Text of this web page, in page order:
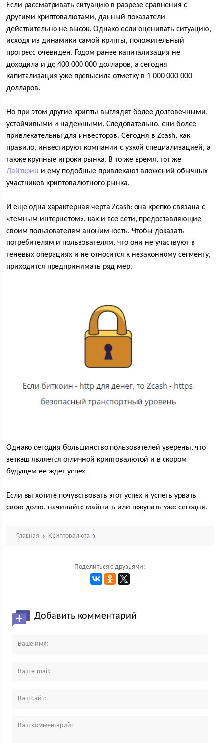
Если рассматривать ситуацию в разрезе сравнения с
другими криптовалютами, данный показатели
действительно не высок. Однако если оценивать ситуацию,
исходя из динамики самой крипты, положительный
прогресс очевиден. Годом ранее капитализация не
доходила и до 400 000 000 долларов, а сегодня
капитализация уже превысила отметку в 1 000 000 000
долларов.
Но при этом другие крипты выглядят более долговечными,
устойчивыми и надежными. Следовательно, они более
привлекательны для инвесторов. Сегодня в Zcash, как
правило, инвестируют компании с узкой специализацией, а
также крупные игроки рынка. В то же время, тот же
Лайткоин и ему подобные привлекают вложений обычных
участников криптовалютного рынка.
И еще одна характерная черта Zcash: она крепко связана с
«темным интернетом», как и все сети, предоставляющие
своим пользователям анонимность. Чтобы доказать
потребителям и пользователям, что они не участвуют в
теневых операциях и не относится к незаконному сегменту,
приходится предпринимать ряд мер.
Однако сегодня большинство пользователей уверены, что
зеткэш является отличной криптовалютой и в скором
будущем ее ждет успех.
Если вы хотите почувствовать этот успех и успеть урвать
свою долю, начинайте майнить или покупать уже сегодня.
Главная Криптовалюта
Поделиться с друзьями:
Добавить комментарий